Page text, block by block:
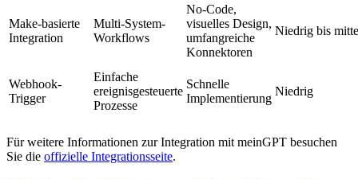
Make-basierte
Integration
Multi-System-
Workflows
No-Code,
visuelles Design,
umfangreiche
Konnektoren
Niedrig bis
Webhook-
Trigger
Einfache
ereignisgesteuerte
Prozesse
Schnelle
Implementierung
Niedrig
Für weitere Informationen zur Integration mit meinGPT besuchen
Sie die offizielle Integrationsseite.